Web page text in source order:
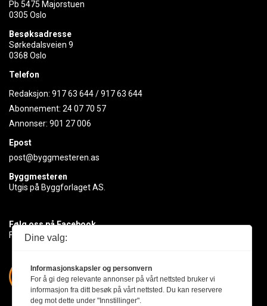
Pb 5475 Majorstuen
0305 Oslo
Besøksadresse
Sørkedalsveien 9
0368 Oslo
Telefon
Redaksjon: 917 63 644/917 63 644
Abonnement: 24 07 70 57
Annonser: 901 27 006
Epost
post@byggmesteren.as
Byggmesteren
Utgis på Byggforlaget AS.
Følg oss på Facebook
Få med deg det siste innen byggebransjen
Dine valg:
Informasjonskapsler og personvern
For å gi deg relevante annonser på vårt nettsted bruker vi
informasjon fra ditt besøk på vårt nettsted. Du kan reservere
deg mot dette under "Innstillinger".